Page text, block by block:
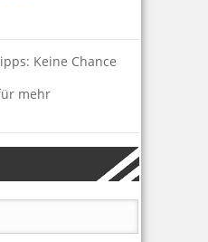
Keine Chance
mehr